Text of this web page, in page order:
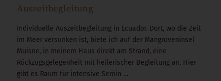
Auszeitbegleitung
Individuelle Auszeitbegleitung in Ecuador. Dort, wo die Zeit
im Meer versunken ist, biete ich auf der Mangroveninsel
Muisne, in meinem Haus direkt am Strand, eine
Rückzugsgelegenheit mit heilerischer Begleitung an. Hier
gibt es Raum für intensive Semin …